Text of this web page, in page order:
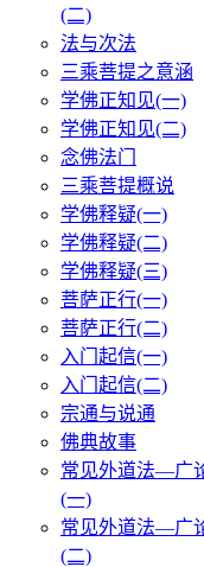
(二)
法与次法
三乘菩提之意涵
学佛正知见(一)
学佛正知见(二)
念佛法门
三乘菩提概说
学佛释疑(一)
学佛释疑(二)
学佛释疑(三)
菩萨正行(一)
菩萨正行(二)
入门起信(一)
入门起信(二)
宗通与说通
佛典故事
常见外道法—广
(一)
常见外道法—广
(二)